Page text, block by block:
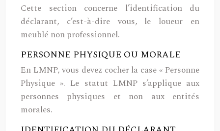
Cette section concerne l’identification du
déclarant, c’est-à-dire vous, le loueur en
meublé non professionnel.
PERSONNE PHYSIQUE OU MORALE
En LMNP, vous devez cocher la case « Personne
Physique ». Le statut LMNP s’applique aux
personnes physiques et non aux entités
morales.